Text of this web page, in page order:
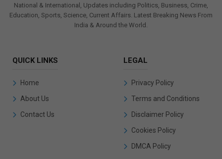
National & International, Updates including Politics, Business, Crime,
Education, Sports, Science, Current Affairs. Latest Breaking News From
India & Around the World.
QUICK LINKS
Home
About Us
Contact Us
LEGAL
Privacy Policy
Terms and Conditions
Disclaimer Policy
Cookies Policy
DMCA Policy